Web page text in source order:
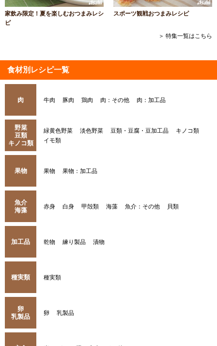
家飲み限定！夏を楽しむおつまみレシ
ピ
スポーツ観戦おつまみレシピ
＞ 特集一覧はこちら
食材別レシピ一覧
肉 牛肉 豚肉 鶏肉 肉：その他 肉：加工品
野菜
豆類
キノコ類
緑黄色野菜 淡色野菜 豆類・豆腐・豆加工品
キノコ類
イモ類
果物 果物 果物：加工品
魚介
海藻
赤身 白身 甲殻類 海藻 魚介：その他 貝類
加工品 乾物 練り製品 漬物
種実類 種実類
卵
乳製品
卵 乳製品